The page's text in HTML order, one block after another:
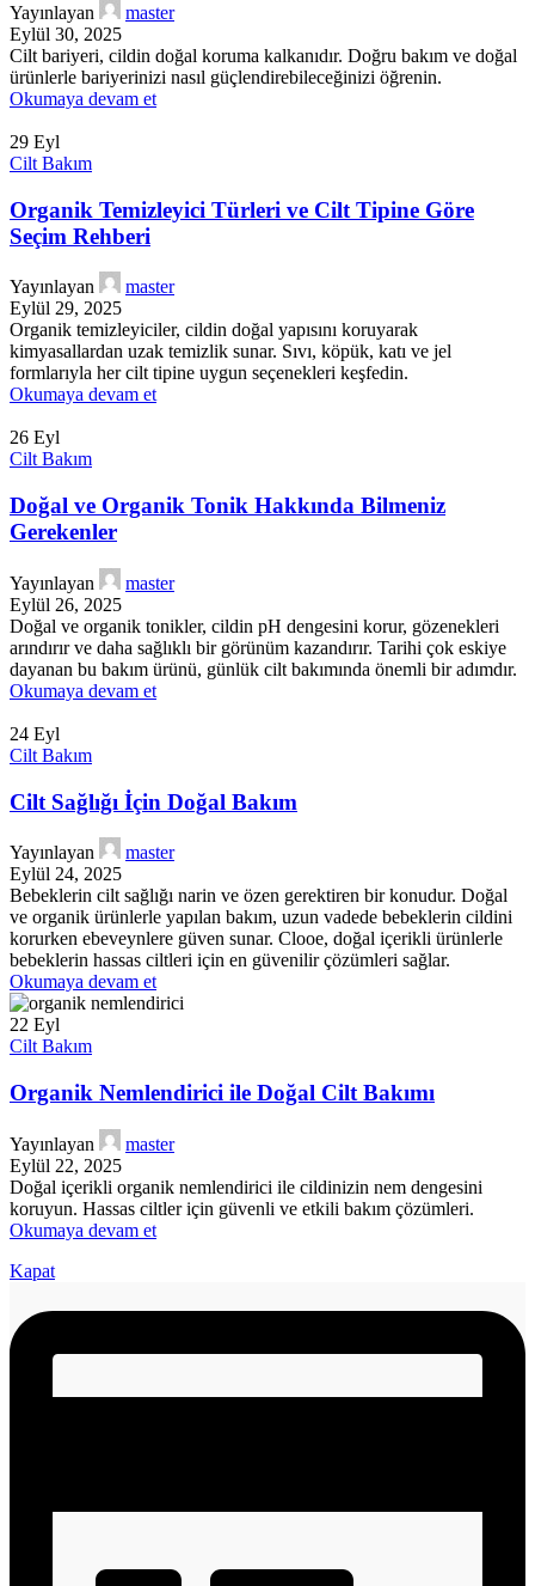
Yayınlayan
master
Eylül 30, 2025
Cilt bariyeri, cildin doğal koruma kalkanıdır. Doğru bakım ve doğal
ürünlerle bariyerinizi nasıl güçlendirebileceğinizi öğrenin.
Okumaya devam et
29 Eyl
Cilt Bakım
Organik Temizleyici Türleri ve Cilt Tipine Göre
Seçim Rehberi
Yayınlayan
master
Eylül 29, 2025
Organik temizleyiciler, cildin doğal yapısını koruyarak
kimyasallardan uzak temizlik sunar. Sıvı, köpük, katı ve jel
formlarıyla her cilt tipine uygun seçenekleri keşfedin.
Okumaya devam et
26 Eyl
Cilt Bakım
Doğal ve Organik Tonik Hakkında Bilmeniz
Gerekenler
Yayınlayan
master
Eylül 26, 2025
Doğal ve organik tonikler, cildin pH dengesini korur, gözenekleri
arındırır ve daha sağlıklı bir görünüm kazandırır. Tarihi çok eskiye
dayanan bu bakım ürünü, günlük cilt bakımında önemli bir adımdır.
Okumaya devam et
24 Eyl
Cilt Bakım
Cilt Sağlığı İçin Doğal Bakım
Yayınlayan
master
Eylül 24, 2025
Bebeklerin cilt sağlığı narin ve özen gerektiren bir konudur. Doğal
ve organik ürünlerle yapılan bakım, uzun vadede bebeklerin cildini
korurken ebeveynlere güven sunar. Clooe, doğal içerikli ürünlerle
bebeklerin hassas ciltleri için en güvenilir çözümleri sağlar.
Okumaya devam et
22 Eyl
Cilt Bakım
Organik Nemlendirici ile Doğal Cilt Bakımı
Yayınlayan
master
Eylül 22, 2025
Doğal içerikli organik nemlendirici ile cildinizin nem dengesini
koruyun. Hassas ciltler için güvenli ve etkili bakım çözümleri.
Okumaya devam et
Kapat